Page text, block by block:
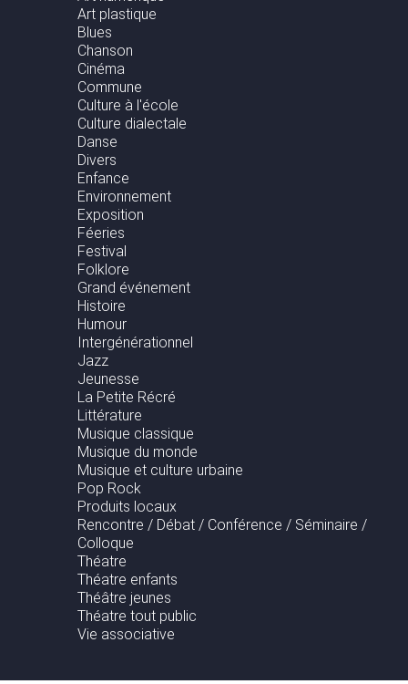
Art plastique
Blues
Chanson
Cinéma
Commune
Culture à l'école
Culture dialectale
Danse
Divers
Enfance
Environnement
Exposition
Féeries
Festival
Folklore
Grand événement
Histoire
Humour
Intergénérationnel
Jazz
Jeunesse
La Petite Récré
Littérature
Musique classique
Musique du monde
Musique et culture urbaine
Pop Rock
Produits locaux
Rencontre / Débat / Conférence / Séminaire /
Colloque
Théatre
Théatre enfants
Théâtre jeunes
Théatre tout public
Vie associative